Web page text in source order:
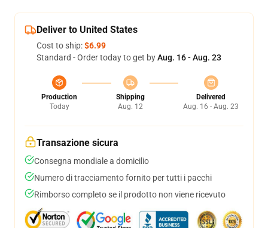
Deliver to United States
Cost to ship:$6.99
Standard - Order today to get byAug. 16 - Aug. 23
Production
Today
Shipping
Aug. 12
Delivered
Aug. 16 - Aug. 23
Transazione sicura
Consegna mondiale a domicilio
Numero di tracciamento fornito per tutti i pacchi
Rimborso completo se il prodotto non viene ricevuto